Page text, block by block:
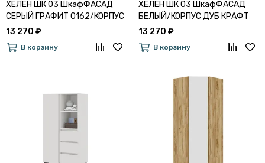
ХЕЛЕН ШК 03 ШкафФАСАД
СЕРЫЙ ГРАФИТ 0162/КОРПУС
ДУБ КРАФТ ЗОЛОТО
13 270 ₽
В корзину
ХЕЛЕН ШК 03 ШкафФАСАД
БЕЛЫЙ/КОРПУС ДУБ КРАФТ
ЗОЛОТО
13 270 ₽
В корзину